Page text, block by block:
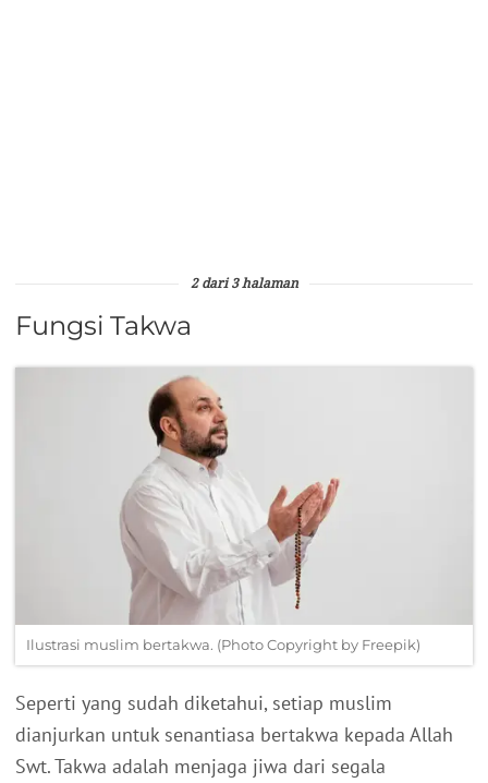
2 dari 3 halaman
Fungsi Takwa
Ilustrasi muslim bertakwa. (Photo Copyright by Freepik)
Seperti yang sudah diketahui, setiap muslim
dianjurkan untuk senantiasa bertakwa kepada Allah
Swt. Takwa adalah menjaga jiwa dari segala